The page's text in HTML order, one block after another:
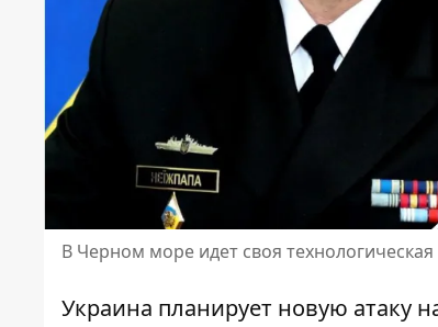
В Черном море идет своя
Украина планирует новую